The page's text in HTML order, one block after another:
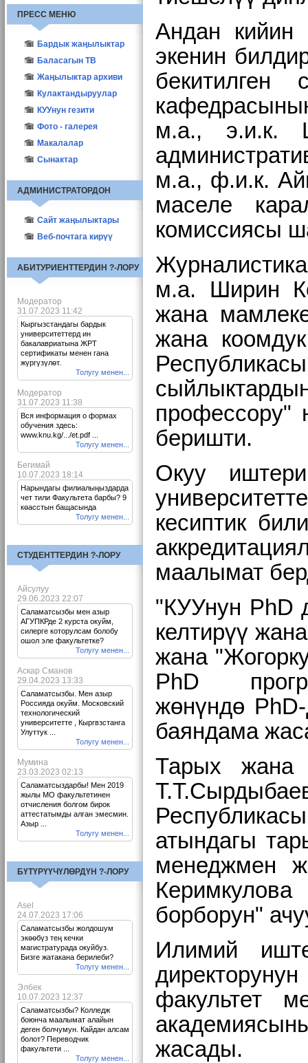
Андан кийин
экенин
бекитилген
м.а., э.и.к.
м.а., ф.и.к.
маселе
комиссиясы
м.а. Ширин
жана
жана
профессору"
беришти.
Окуу
кесиптик
маалымат
"КУУнун PhD
келтирүү
жана
PhD
жөнүндө
баяндама
Тарых жана
атындагы
менеджмен
борборун"
Илимий
факультет
жасады.
ПРЕСС МЕНЮ
Бардык жаңылыктар
КУУнун жаңылыктары
Түзүм жаңылыктары
Башка жаңылыктар
Маанилүү
Декан шайлоо-2011
Декан шайлоо--2017
Баласагын ТВ
Жаңылыктар архиви
Кулактандыруулар
КУУнун гезити
2010
2011
2012
Фото - галерея
Макалалар
Окутуучулар
ППС Истфака
Ч.Айтматов
Памятники
Сынактар
АДМИНИСТРАТОРДОН
Сайт жаңылыктары
Веб-почтага кирүү
АБИТУРИЕНТТЕРДИН ?-ЛОРУ
Модератор
31.07.2023 11:42
Кыргызстандагы бардык
университеттерд ин
бакалавриатына ЖРТ
сертификаты менен гана
жүргүзүлөт.
Толугу менен...
Модератор
31.07.2023 11:38
Вся информация о формах
обучения здесь:
www.knu.kg/.../et.pdf ...
Толугу менен...
Бегимай
10.07.2023 18:14
Нарындагы филиалыңыздарда
чет тили Факультета барбы? 9
көасстын бащасында
Толугу менен...
СТУДЕНТТЕРДИН ?-ЛОРУ
Айсулуу
29.06.2023 22:07
Саламатсызбы мен азыр
АГУПКРде 2 курста окуйм,
силерге которулсам болобу
ошол эле факультетке?
Толугу менен...
Аскар Сманов
29.04.2023 13:33
Саламатсызбы. Мен азыр
Россияда окуйм. Московский
технологический
университетте , Кыргвзстанга
Улуттук ...
Толугу менен...
Мумина
23.03.2023 02:13
Саламатсыздарбы! Мен 2019
жылы МО факультетинен
отчисления болгом бирок
аттестатымды алган эмесмин.
Азыр ...
Толугу менен...
БҮТҮРҮҮЧҮЛӨРДҮН ?-ЛОРУ
Asel
24.07.2023 17:06
Саламатсызбы жолдошум
экөөбүз тең кечки
магистратурада окуйбуз.
Бизге жатакана берилеби?
Толугу менен...
Элбек
10.07.2023 12:37
Саламатсызбы? Колледж
боюнча маалымат алайын
деген болчумун. Кайдан алсам
болот? Переводчик
факультети ...
Толугу менен...